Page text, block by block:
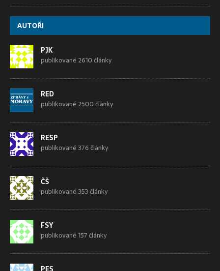
AUTOŘI
PJK
publikované 2610 články
RED
publikované 2500 články
RESP
publikované 376 články
ČŠ
publikované 353 články
FSY
publikované 157 články